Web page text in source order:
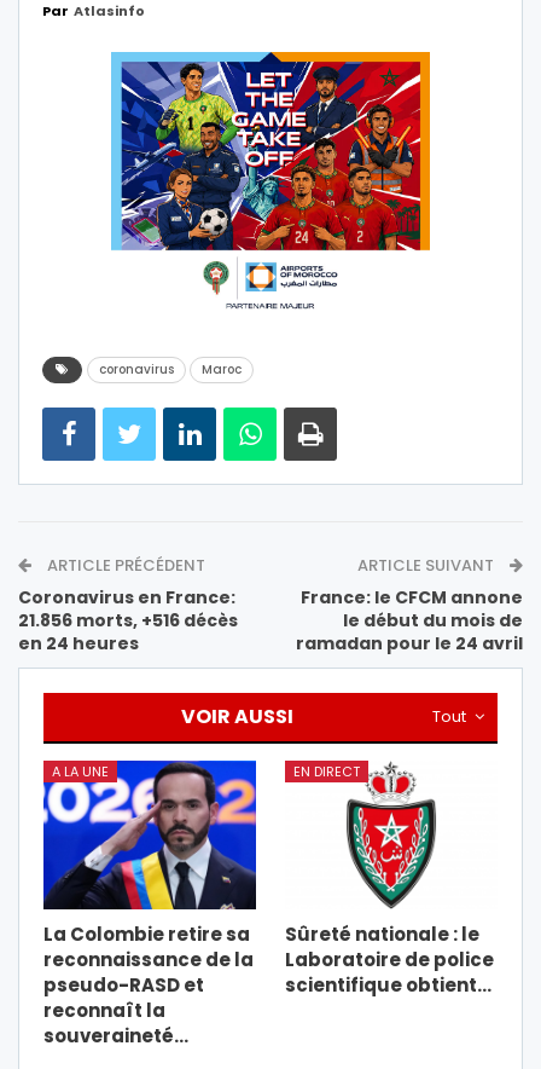
Par Atlasinfo
coronavirus Maroc
ARTICLE PRÉCÉDENT
Coronavirus en France:
21.856 morts, +516 décès
en 24 heures
ARTICLE SUIVANT
France: le CFCM annone
le début du mois de
ramadan pour le 24 avril
Tout
VOIR AUSSI
A LA UNE
La Colombie retire sa
reconnaissance de la
pseudo-RASD et
reconnaît la
souveraineté…
EN DIRECT
Sûreté nationale : le
Laboratoire de police
scientifique obtient…